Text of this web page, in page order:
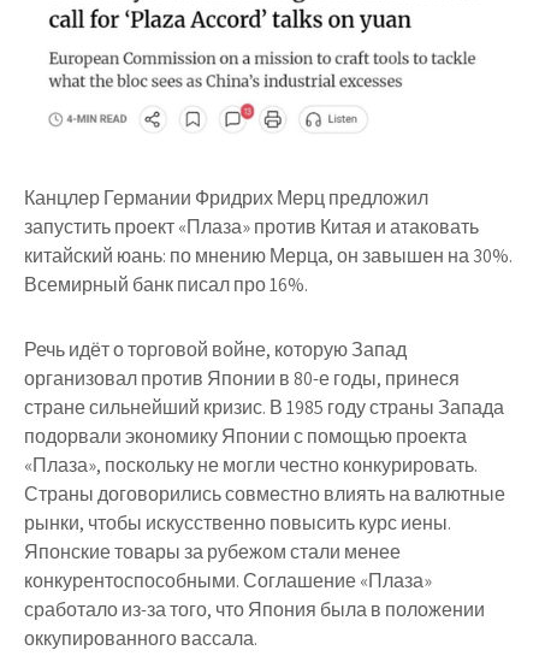
Канцлер Германии Фридрих Мерц предложил
запустить проект «Плаза» против Китая и атаковать
китайский юань: по мнению Мерца, он завышен на 30%.
Всемирный банк писал про 16%.
Речь идёт о торговой войне, которую Запад
организовал против Японии в 80-е годы, принеся
стране сильнейший кризис. В 1985 году страны Запада
подорвали экономику Японии с помощью проекта
«Плаза», поскольку не могли честно конкурировать.
Страны договорились совместно влиять на валютные
рынки, чтобы искусственно повысить курс иены.
Японские товары за рубежом стали менее
конкурентоспособными. Соглашение «Плаза»
сработало из-за того, что Япония была в положении
оккупированного вассала.